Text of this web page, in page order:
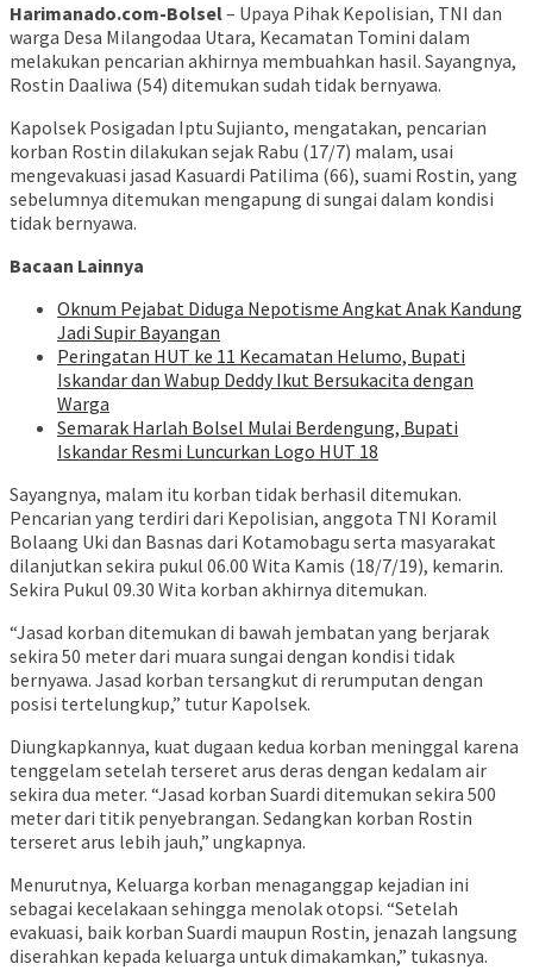
Harimanado.com-Bolsel– Upaya Pihak Kepolisian, TNI dan
warga Desa Milangodaa Utara, Kecamatan Tomini dalam
melakukan pencarian akhirnya membuahkan hasil. Sayangnya,
Rostin Daaliwa (54) ditemukan sudah tidak bernyawa.
Kapolsek Posigadan Iptu Sujianto, mengatakan, pencarian
korban Rostin dilakukan sejak Rabu (17/7) malam, usai
mengevakuasi jasad Kasuardi Patilima (66), suami Rostin, yang
sebelumnya ditemukan mengapung di sungai dalam kondisi
tidak bernyawa.
Bacaan Lainnya
Oknum Pejabat Diduga Nepotisme Angkat Anak Kandung
Jadi Supir Bayangan
Peringatan HUT ke 11 Kecamatan Helumo, Bupati
Iskandar dan Wabup Deddy Ikut Bersukacita dengan
Warga
Semarak Harlah Bolsel Mulai Berdengung, Bupati
Iskandar Resmi Luncurkan Logo HUT 18
Sayangnya, malam itu korban tidak berhasil ditemukan.
Pencarian yang terdiri dari Kepolisian, anggota TNI Koramil
Bolaang Uki dan Basnas dari Kotamobagu serta masyarakat
dilanjutkan sekira pukul 06.00 Wita Kamis (18/7/19), kemarin.
Sekira Pukul 09.30 Wita korban akhirnya ditemukan.
“Jasad korban ditemukan di bawah jembatan yang berjarak
sekira 50 meter dari muara sungai dengan kondisi tidak
bernyawa. Jasad korban tersangkut di rerumputan dengan
posisi tertelungkup,” tutur Kapolsek.
Diungkapkannya, kuat dugaan kedua korban meninggal karena
tenggelam setelah terseret arus deras dengan kedalam air
sekira dua meter. “Jasad korban Suardi ditemukan sekira 500
meter dari titik penyebrangan. Sedangkan korban Rostin
terseret arus lebih jauh,” ungkapnya.
Menurutnya, Keluarga korban menaganggap kejadian ini
sebagai kecelakaan sehingga menolak otopsi. “Setelah
evakuasi, baik korban Suardi maupun Rostin, jenazah langsung
diserahkan kepada keluarga untuk dimakamkan,” tukasnya.